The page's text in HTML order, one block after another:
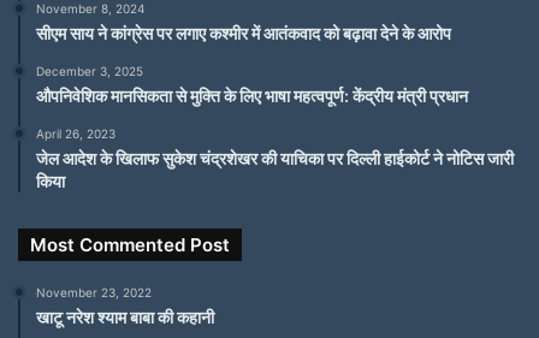
November 8, 2024
सीएम साय ने कांग्रेस पर लगाए कश्मीर में आतंकवाद को बढ़ावा देने के आरोप
December 3, 2025
औपनिवेशिक मानसिकता से मुक्ति के लिए भाषा महत्वपूर्ण: केंद्रीय मंत्री प्रधान
April 26, 2023
जेल आदेश के खिलाफ सुकेश चंद्रशेखर की याचिका पर दिल्ली हाईकोर्ट ने नोटिस जारी
किया
Most Commented Post
November 23, 2022
खाटू नरेश श्याम बाबा की कहानी